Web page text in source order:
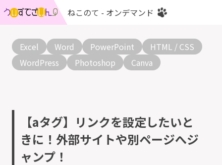
ねこのて - オンデマンド
Excel Word PowerPoint
HTML / CSS
WordPress
Photoshop Canva
【aタグ】リンクを設定したいと
きに！外部サイトや別ページへジ
ャンプ！